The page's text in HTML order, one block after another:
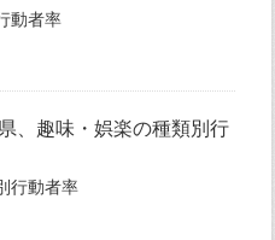
動者率
、趣味・娯楽の種類別行
行動者率